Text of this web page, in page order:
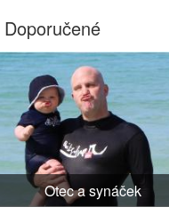
Doporučené
Otec a synáček